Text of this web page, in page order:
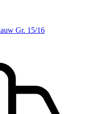
Gr. 15/16